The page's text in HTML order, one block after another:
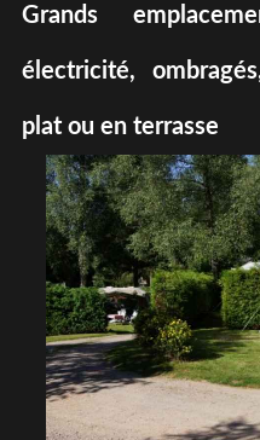
Grands
électricité,
plat ou en terrasse